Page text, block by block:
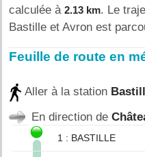
calculée à 2.13 km. Le
Bastille et Avron est
Feuille de route en
Aller à la station
En direction de
1 : BASTILLE